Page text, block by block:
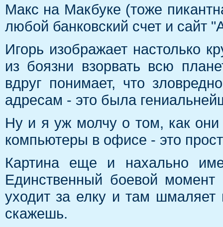
Макс на Макбуке (тоже
любой банковский счет и сайт
Игорь изображает настолько
из боязни взорвать всю
вдруг понимает, что
адресам - это была
Ну и я уж молчу о том, как они
компьютеры в офисе - это
Картина еще и нахально
Единственный боевой момент
уходит за елку и там шмаляет
скажешь.